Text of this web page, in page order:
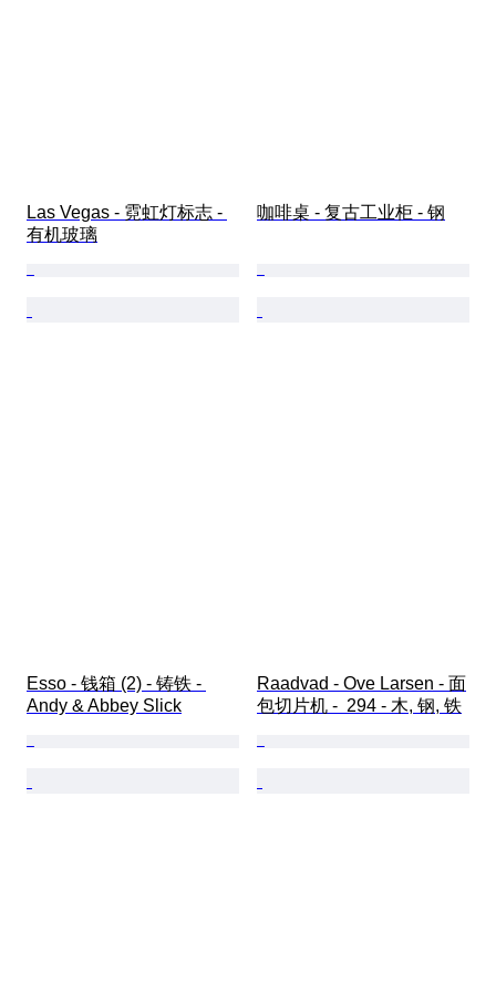
Las Vegas - 霓虹灯标志 -
有机玻璃
咖啡桌 - 复古工业柜 - 钢
Esso - 钱箱 (2) - 铸铁 -
Andy & Abbey Slick
Raadvad - Ove Larsen - 面
包切片机 -  294 - 木, 钢, 铁